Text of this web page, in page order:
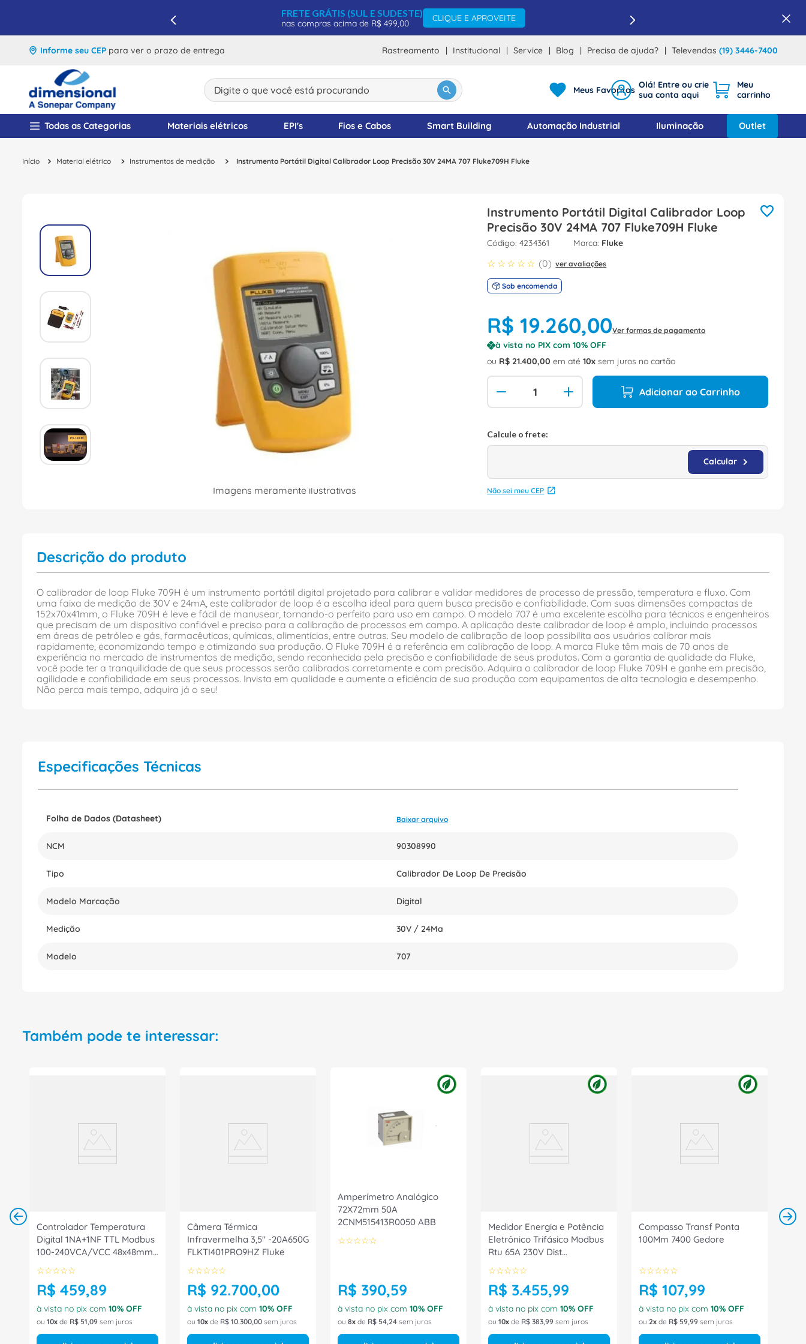
FRETE GRÁTIS (SUL E SUDESTE)
nas compras acima de R$ 499,00
CLIQUE E APROVEITE
Informe seu CEP para ver o prazo de entrega Rastreamento Institucional Service Blog Precisa de ajuda? Televendas (19) 3446-7400
Digite o que você está procurando
Meus Favoritos
Todas as Categorias Materiais elétricos EPI's Fios e Cabos Smart Building Automação Industrial Iluminação Outlet
Material elétrico Instrumentos de medição Instrumento Portátil Digital Calibrador Loop Precisão 30V 24MA 707 Fluke709H Fluke
Imagens meramente ilustrativas
Instrumento Portátil Digital Calibrador Loop
Precisão 30V 24MA 707 Fluke709H Fluke
: 4234361 Fluke
☆ ☆ ☆ ☆ ☆ (0) ver avaliações
Sob encomenda
R$ 19.260,00Ver formas de pagamento
à vista no PIX com10% OFF
ou R$ 21.400,00 em até10 sem juros no cartão
Adicionar ao Carrinho
Não sei meu CEP
Descrição do produto
O calibrador de loop Fluke 709H é um instrumento portátil digital projetado para calibrar e validar medidores de processo de pressão, temperatura e fluxo. Com
uma faixa de medição de 30V e 24mA, este calibrador de loop é a escolha ideal para quem busca precisão e confiabilidade. Com suas dimensões compactas de
152x70x41mm, o Fluke 709H é leve e fácil de manusear, tornando-o perfeito para uso em campo. O modelo 707 é uma excelente escolha para técnicos e engenheiros
que precisam de um dispositivo confiável e preciso para a calibração de processos em campo. A aplicação deste calibrador de loop é amplo, incluindo processos
em áreas de petróleo e gás, farmacêuticas, químicas, alimentícias, entre outras. Seu modelo de calibração de loop possibilita aos usuários calibrar mais
rapidamente, economizando tempo e otimizando sua produção. O Fluke 709H é a referência em calibração de loop. A marca Fluke têm mais de 70 anos de
experiência no mercado de instrumentos de medição, sendo reconhecida pela precisão e confiabilidade de seus produtos. Com a garantia de qualidade da Fluke,
você pode ter a tranquilidade de que seus processos serão calibrados corretamente e com precisão. Adquira o calibrador de loop Fluke 709H e ganhe em precisão,
agilidade e confiabilidade em seus processos. Invista em qualidade e aumente a eficiência de sua produção com equipamentos de alta tecnologia e desempenho.
Não perca mais tempo, adquira já o seu!
Especificações Técnicas
Folha de Dados (Datasheet) Baixar arquivo
NCM 90308990
Tipo Calibrador De Loop De Precisão
Modelo Marcação Digital
Medição 30V / 24Ma
Modelo 707
Também pode te interessar:
Controlador Temperatura
Digital 1NA+1NF TTL Modbus
100-240VCA/VCC 48x48mm
KM3PHCORRDEP Coel
☆☆☆☆☆
R$ 459,89
à vista no pix com 10% OFF
ou 10 de R$ 51,09 sem juros
Câmera Térmica
Infravermelha 3,5" -20A650G
FLKTI401PRO9HZ Fluke
☆☆☆☆☆
R$ 92.700,00
à vista no pix com 10% OFF
ou 10 de R$ 10.300,00 sem juros
Amperímetro Analógico
72X72mm 50A
2CNM515413R0050 ABB
☆☆☆☆☆
R$ 390,59
à vista no pix com 10% OFF
ou 8 de R$ 54,24 sem juros
Medidor Energia e Potência
Eletrônico Trifásico Modbus
Rtu 65A 230V Dist
7KM22002EA401DA1
Siemens
☆☆☆☆☆
R$ 3.455,99
à vista no pix com 10% OFF
ou 10 de R$ 383,99 sem juros
Compasso Transf Ponta
100Mm 7400 Gedore
☆☆☆☆☆
R$ 107,99
à vista no pix com 10% OFF
ou 2 de R$ 59,99 sem juros
1º disjuntor
2º cabo flexivel
dps
fita isolante
caixa passagem
miluz